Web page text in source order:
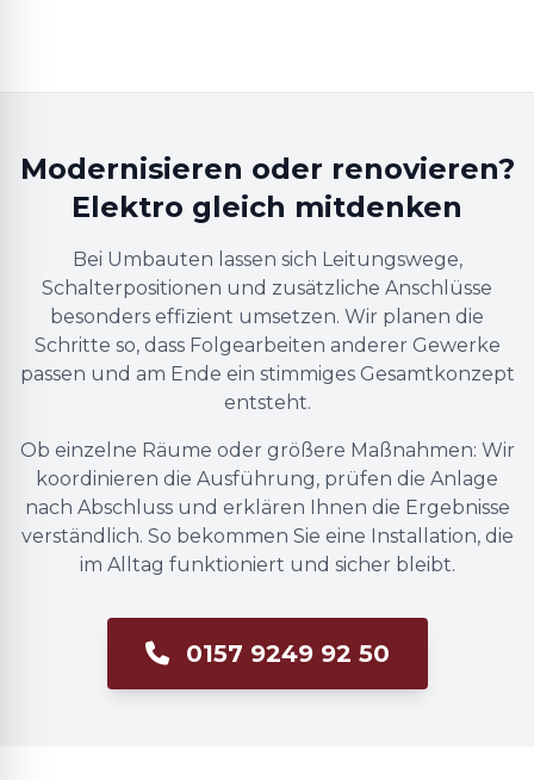
Modernisieren oder renovieren?
Elektro gleich mitdenken
Bei Umbauten lassen sich Leitungswege,
Schalterpositionen und zusätzliche Anschlüsse
besonders effizient umsetzen. Wir planen die
Schritte so, dass Folgearbeiten anderer Gewerke
passen und am Ende ein stimmiges Gesamtkonzept
entsteht.
Ob einzelne Räume oder größere Maßnahmen: Wir
koordinieren die Ausführung, prüfen die Anlage
nach Abschluss und erklären Ihnen die Ergebnisse
verständlich. So bekommen Sie eine Installation, die
im Alltag funktioniert und sicher bleibt.
0157 9249 92 50